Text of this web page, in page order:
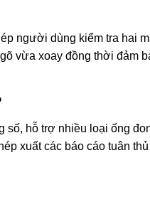
người dùng kiểm tra hai
vừa xoay đồng thời đảm
hỗ trợ nhiều loại ống
xuất các báo cáo tuân